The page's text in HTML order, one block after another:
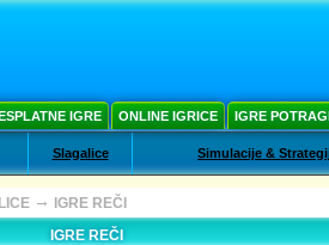
IGRE ONLINE IGRICE IGRE
Slagalice Simulacije &
→
IGRE REČI
IGRE REČI